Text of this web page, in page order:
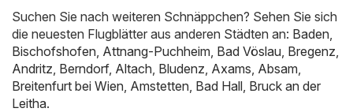
Suchen Sie nach weiteren Schnäppchen? Sehen Sie sich
die neuesten Flugblätter aus anderen Städten an: Baden
Bischofshofen Attnang-Puchheim Bad Vöslau Bregenz
Andritz Berndorf, Altach Bludenz Axams Absam
Breitenfurt bei Wien Amstetten Bad Hall Bruck an der
Leitha.